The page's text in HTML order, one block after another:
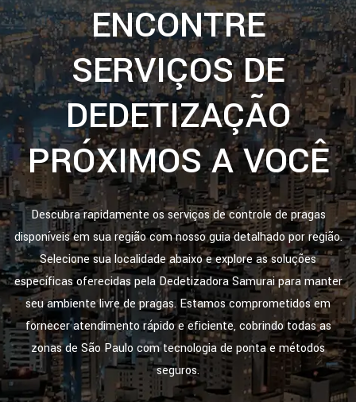
ENCONTRE
SERVIÇOS DE
DEDETIZAÇÃO
PRÓXIMOS A VOCÊ
Descubra rapidamente os serviços de controle de pragas
disponíveis em sua região com nosso guia detalhado por região.
Selecione sua localidade abaixo e explore as soluções
específicas oferecidas pela Dedetizadora Samurai para manter
seu ambiente livre de pragas. Estamos comprometidos em
fornecer atendimento rápido e eficiente, cobrindo todas as
zonas de São Paulo com tecnologia de ponta e métodos
seguros.